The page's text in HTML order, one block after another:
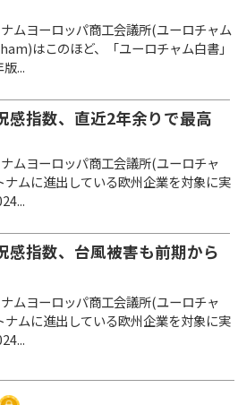
ムヨーロッパ商工会議所(ユーロチャム
はこのほど、「ユーロチャム白書」
...
感指数、直近2年余りで最高
ムヨーロッパ商工会議所(ユーロチャ
ナムに進出している欧州企業を対象に実
感指数、台風被害も前期から
ムヨーロッパ商工会議所(ユーロチャ
ナムに進出している欧州企業を対象に実